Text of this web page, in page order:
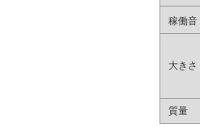
稼働音
大きさ
質量